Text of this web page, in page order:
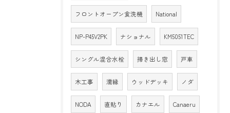
フロントオープン食洗機 National
NP-P45V2PK ナショナル KM5051TEC
シングル混合水栓 掃き出し窓 戸車
木工事 濡縁 ウッドデッキ ノダ
NODA 直貼り カナエル Canaeru